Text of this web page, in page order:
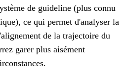
de guideline (plus connu
ce qui permet d'analyser la
de la trajectoire du
garer plus aisément